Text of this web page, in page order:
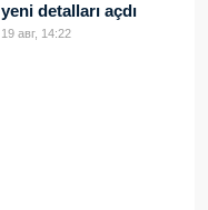
yeni detalları açdı
19 авг, 14:22